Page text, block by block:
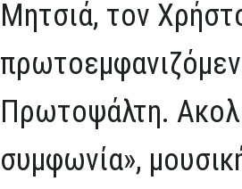
Μητσιά, τον
Πρωτοψάλτη.
συμφωνία»,